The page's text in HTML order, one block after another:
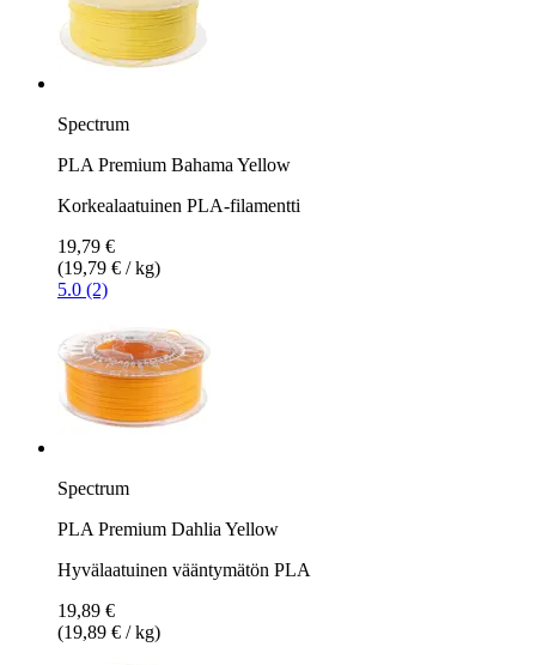
Spectrum
PLA Premium Bahama Yellow
Korkealaatuinen PLA-filamentti
19,79 €
(19,79 € / kg)
5.0 (2)
Spectrum
PLA Premium Dahlia Yellow
Hyvälaatuinen vääntymätön PLA
19,89 €
(19,89 € / kg)